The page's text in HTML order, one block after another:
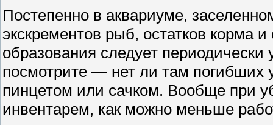
Постепенно в аквариуме,
экскрементов рыб, остатков корма
образования следует
посмотрите — нет ли там погибших
пинцетом или сачком. Вообще при
инвентарем, как можно меньше